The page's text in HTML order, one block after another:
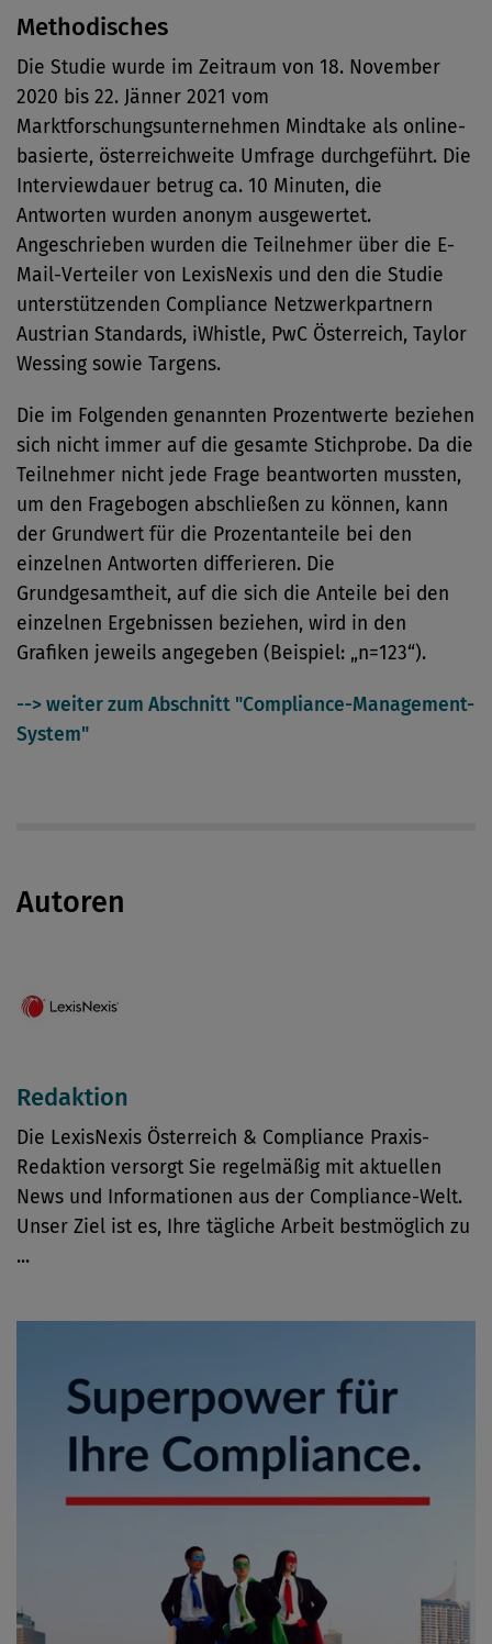
Methodisches
Die Studie wurde im Zeitraum von 18. November
2020 bis 22. Jänner 2021 vom
Marktforschungsunternehmen Mindtake als online-
basierte, österreichweite Umfrage durchgeführt. Die
Interviewdauer betrug ca. 10 Minuten, die
Antworten wurden anonym ausgewertet.
Angeschrieben wurden die Teilnehmer über die E-
Mail-Verteiler von LexisNexis und den die Studie
unterstützenden Compliance Netzwerkpartnern
Austrian Standards, iWhistle, PwC Österreich, Taylor
Wessing sowie Targens.
Die im Folgenden genannten Prozentwerte beziehen
sich nicht immer auf die gesamte Stichprobe. Da die
Teilnehmer nicht jede Frage beantworten mussten,
um den Fragebogen abschließen zu können, kann
der Grundwert für die Prozentanteile bei den
einzelnen Antworten differieren. Die
Grundgesamtheit, auf die sich die Anteile bei den
einzelnen Ergebnissen beziehen, wird in den
Grafiken jeweils angegeben (Beispiel: „n=123“).
--> weiter zum Abschnitt "Compliance-Management-
System"
Autoren
Redaktion
Die LexisNexis Österreich & Compliance Praxis-
Redaktion versorgt Sie regelmäßig mit aktuellen
News und Informationen aus der Compliance-Welt.
Unser Ziel ist es, Ihre tägliche Arbeit bestmöglich zu
...